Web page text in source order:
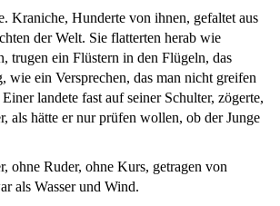
Kraniche, Hunderte von ihnen, gefaltet aus
der Welt. Sie flatterten herab wie
trugen ein Flüstern in den Flügeln, das
ein Versprechen, das man nicht greifen
landete fast auf seiner Schulter, zögerte,
als hätte er nur prüfen wollen, ob der Junge
ohne Ruder, ohne Kurs, getragen von
als Wasser und Wind.